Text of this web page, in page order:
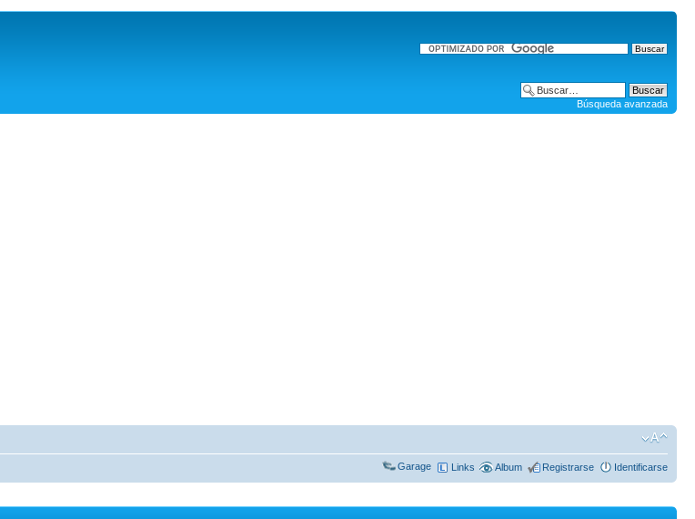
Búsqueda avanzada
Garage Links Album Registrarse Identificarse